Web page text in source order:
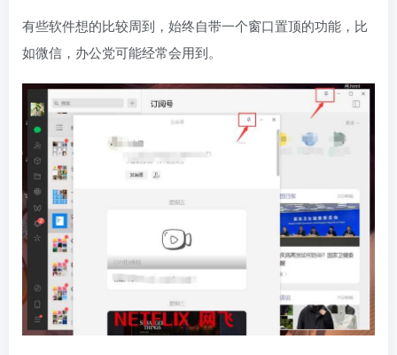
有些软件想的比较周到，始终自带一个窗口置顶的功能，比
如微信，办公党可能经常会用到。